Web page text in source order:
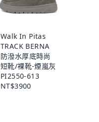
Walk In Pitas
TRACK BERNA
防潑水厚底時尚
短靴/裸靴-煙嵐灰
PI2550-613
NT$3900